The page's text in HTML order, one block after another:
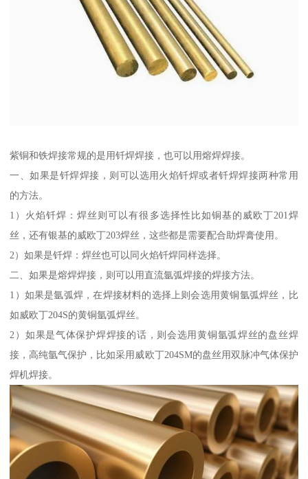
紫铜和铁焊接常规的是用钎焊焊接，也可以用熔焊焊接。
一、如果是钎焊焊接，则可以选用火焰钎焊或者钎焊焊接两种常用
的方法。
1）火焰钎焊：焊丝则可以有很多选择性比如铜基的威欧丁201焊
丝，还有银基的威欧丁203焊丝，这些都是需要配合助焊膏使用。
2）如果是钎焊：焊丝也可以同火焰钎焊同样选择。
二、如果是熔焊焊接，则可以用直流氩弧焊接的焊接方法。
1）如果是氩弧焊，在焊接材料的选择上则会选用黄铜氩弧焊丝，比
如威欧丁204S的黄铜氩弧焊丝。
2）如果是气体保护焊焊接的话，则会选用黄铜氩弧焊丝的盘丝焊
接，高纯氩气保护，比如采用威欧丁204SM的盘丝用双脉冲气体保护
焊机焊接。